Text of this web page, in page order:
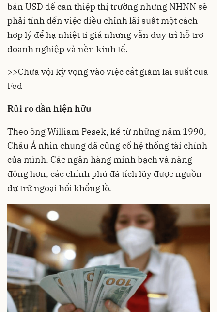
bán USD để can thiệp thị trường nhưng NHNN sẽ
phải tính đến việc điều chỉnh lãi suất một cách
hợp lý để hạ nhiệt tỉ giá nhưng vẫn duy trì hỗ trợ
doanh nghiệp và nền kinh tế.
>>Chưa vội kỳ vọng vào việc cắt giảm lãi suất của
Fed
Rủi ro dầnhiện hữu
Theo ông William Pesek, kể từ những năm 1990,
Châu Á nhìn chung đã củng cố hệ thống tài chính
của mình. Các ngân hàng minh bạch và năng
động hơn, các chính phủ đã tích lũy được nguồn
dự trữ ngoại hối khổng lồ.